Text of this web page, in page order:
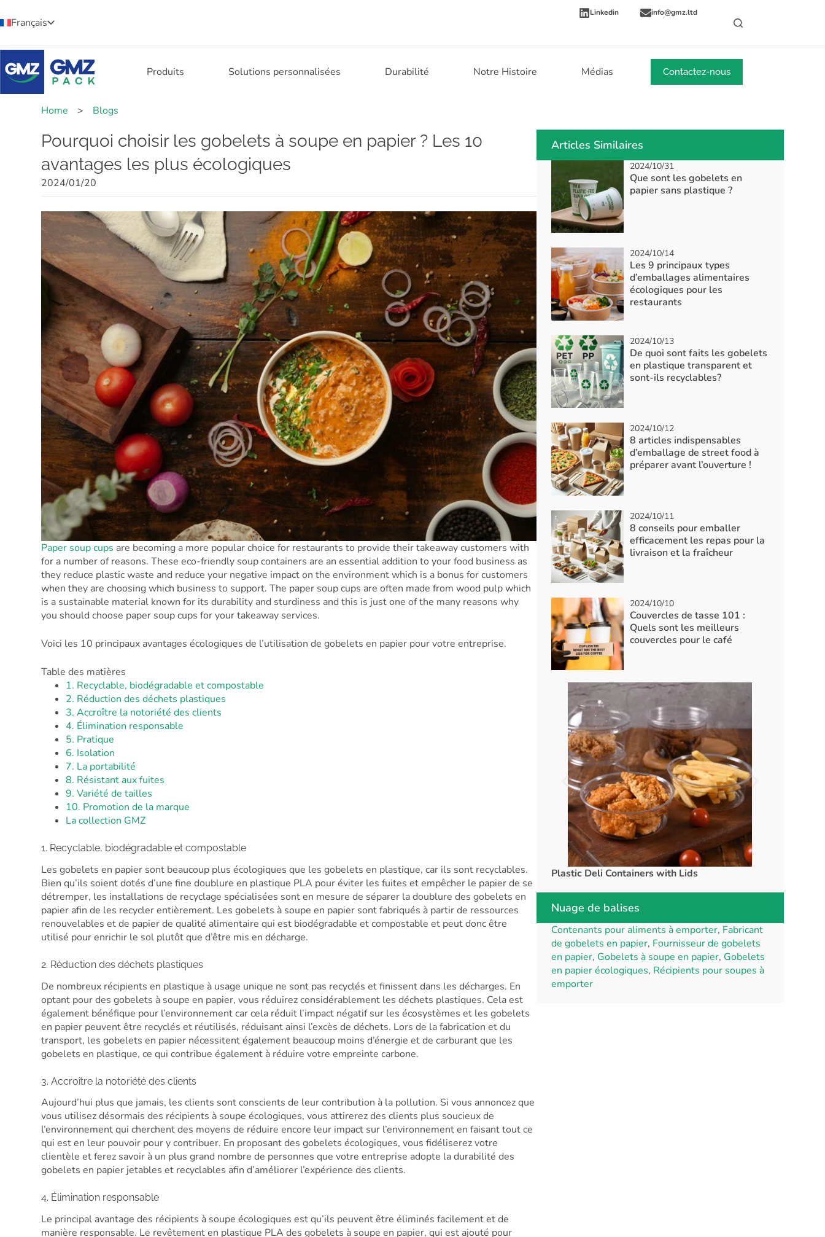
Français
Linkedin info@gmz.ltd
Produits Solutions personnalisées Durabilité Notre Histoire Médias Nouvelles
Contactez-nous
Home > Blogs
Pourquoi choisir les gobelets à soupe en papier ? Les 10
avantages les plus écologiques
2024/01/20
Paper soup cups are becoming a more popular choice for restaurants to provide their takeaway customers with
for a number of reasons. These eco-friendly soup containers are an essential addition to your food business as
they reduce plastic waste and reduce your negative impact on the environment which is a bonus for customers
when they are choosing which business to support. The paper soup cups are often made from wood pulp which
is a sustainable material known for its durability and sturdiness and this is just one of the many reasons why
you should choose paper soup cups for your takeaway services.
Voici les 10 principaux avantages écologiques de l’utilisation de gobelets en papier pour votre entreprise.
Table des matières
1. Recyclable, biodégradable et compostable
2. Réduction des déchets plastiques
3. Accroître la notoriété des clients
4. Élimination responsable
5. Pratique
6. Isolation
7. La portabilité
8. Résistant aux fuites
9. Variété de tailles
10. Promotion de la marque
La collection GMZ
1. Recyclable, biodégradable et compostable
Les gobelets en papier sont beaucoup plus écologiques que les gobelets en plastique, car ils sont recyclables.
Bien qu’ils soient dotés d’une fine doublure en plastique PLA pour éviter les fuites et empêcher le papier de se
détremper, les installations de recyclage spécialisées sont en mesure de séparer la doublure des gobelets en
papier afin de les recycler entièrement. Les gobelets à soupe en papier sont fabriqués à partir de ressources
renouvelables et de papier de qualité alimentaire qui est biodégradable et compostable et peut donc être
utilisé pour enrichir le sol plutôt que d’être mis en décharge.
2. Réduction des déchets plastiques
De nombreux récipients en plastique à usage unique ne sont pas recyclés et finissent dans les décharges. En
optant pour des gobelets à soupe en papier, vous réduirez considérablement les déchets plastiques. Cela est
également bénéfique pour l’environnement car cela réduit l’impact négatif sur les écosystèmes et les gobelets
en papier peuvent être recyclés et réutilisés, réduisant ainsi l’excès de déchets. Lors de la fabrication et du
transport, les gobelets en papier nécessitent également beaucoup moins d’énergie et de carburant que les
gobelets en plastique, ce qui contribue également à réduire votre empreinte carbone.
3. Accroître la notoriété des clients
Aujourd’hui plus que jamais, les clients sont conscients de leur contribution à la pollution. Si vous annoncez que
vous utilisez désormais des récipients à soupe écologiques, vous attirerez des clients plus soucieux de
l’environnement qui cherchent des moyens de réduire encore leur impact sur l’environnement en faisant tout ce
qui est en leur pouvoir pour y contribuer. En proposant des gobelets écologiques, vous fidéliserez votre
clientèle et ferez savoir à un plus grand nombre de personnes que votre entreprise adopte la durabilité des
gobelets en papier jetables et recyclables afin d’améliorer l’expérience des clients.
4. Élimination responsable
Le principal avantage des récipients à soupe écologiques est qu’ils peuvent être éliminés facilement et de
manière responsable. Le revêtement en plastique PLA des gobelets à soupe en papier, qui est ajouté pour
Articles Similaires
2024/10/31
Que sont les gobelets en
papier sans plastique ?
2024/10/14
Les 9 principaux types
d’emballages alimentaires
écologiques pour les
restaurants
2024/10/13
De quoi sont faits les gobelets
en plastique transparent et
sont-ils recyclables?
2024/10/12
8 articles indispensables
d’emballage de street food à
préparer avant l’ouverture !
2024/10/11
8 conseils pour emballer
efficacement les repas pour la
livraison et la fraîcheur
2024/10/10
Couvercles de tasse 101 :
Quels sont les meilleurs
couvercles pour le café
Plastic Deli Containers with Lids
Nuage de balises
Contenants pour aliments à emporter, Fabricant
de gobelets en papier, Fournisseur de gobelets
en papier, Gobelets à soupe en papier, Gobelets
en papier écologiques, Récipients pour soupes à
emporter